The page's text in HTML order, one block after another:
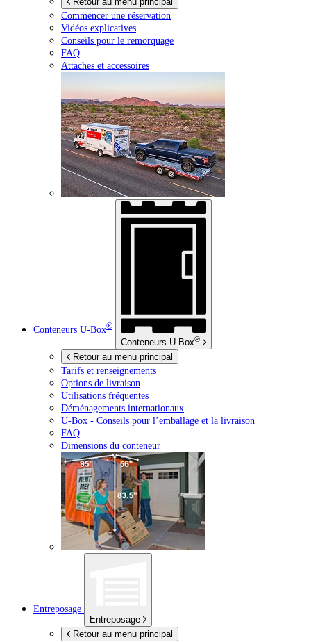
Commencer une réservation
Vidéos explicatives
Conseils pour le remorquage
FAQ
Attaches et accessoires
Conteneurs U-Box®
Conteneurs U-Box®
Retour au menu principal
Tarifs et renseignements
Options de livraison
Utilisations fréquentes
Déménagements internationaux
U-Box - Conseils pour l’emballage et la livraison
FAQ
Dimensions du conteneur
Entreposage
Entreposage
Retour au menu principal